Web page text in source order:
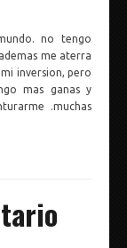
no tengo
me aterra
inversion, pero
mas ganas y
.muchas